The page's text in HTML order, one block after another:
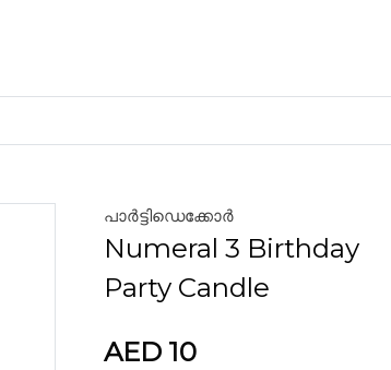
ക്രാഫ്റ്റ് മെറ്റീരിയലുകൾ
പാർട്ടിഡെക്കോർ
Numeral 3 Birthday
Party Candle
AED 10